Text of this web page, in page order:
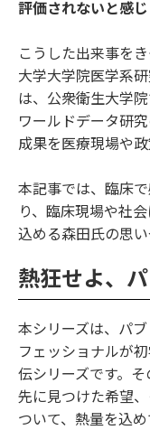
評価されないと感じ
こうした出来事を
大学大学院医学系
は、公衆衛生大学
ワールドデータ研
成果を医療現場や政
本記事では、臨床
り、臨床現場や社
込める森田氏の思い
熱狂せよ、
本シリーズは、パ
フェッショナルが
伝シリーズです。
先に見つけた希望
ついて、熱量を込め